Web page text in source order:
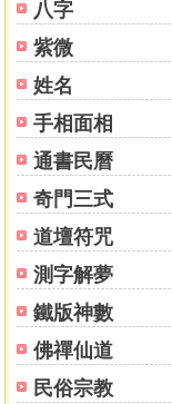
八字
紫微
姓名
手相面相
通書民曆
奇門三式
道壇符咒
測字解夢
鐵版神數
佛禪仙道
民俗宗教
茅山本門紀
入門
茅山派行符造法真訣
和合催來
敕水果
化水和合
吊人回
分開
和合
催人來
茅山法神符
釘腳符
打左右腳
日夜打魂魄
啼哭三魂魄不在身